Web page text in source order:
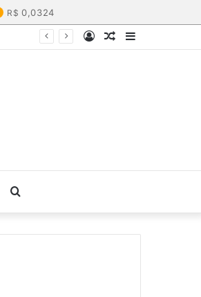
0,0324
Barra
Artigo
Entrar
Procurar
por